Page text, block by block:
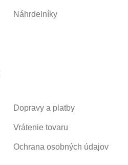
Náhrdelníky
Dopravy a platby
Vrátenie tovaru
Ochrana osobných údajov